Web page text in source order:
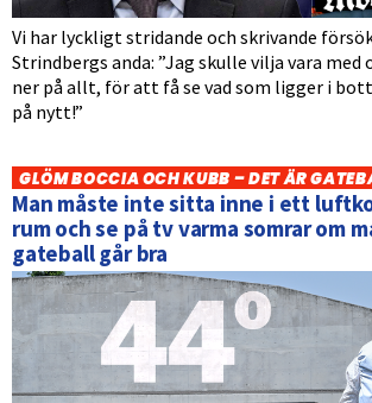
Vi har lyckligt stridande och skrivande
Strindbergs anda: ”Jag skulle vilja vara med
ner på allt, för att få se vad som ligger i
på nytt!”
GLÖM BOCCIA OCH KUBB – DET ÄR
Man måste inte sitta inne i ett
rum och se på tv varma somrar om
gateball går bra